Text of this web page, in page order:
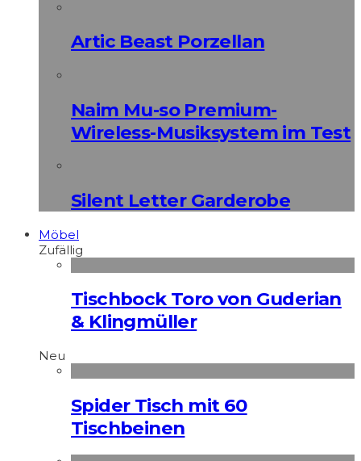
Artic Beast Porzellan
Naim Mu-so Premium-
Wireless-Musiksystem im Test
Silent Letter Garderobe
Möbel
Zufällig
Tischbock Toro von Guderian
& Klingmüller
Neu
Spider Tisch mit 60
Tischbeinen